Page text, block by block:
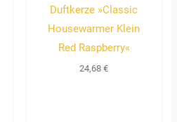
Duftkerze »Classic
Housewarmer Klein
Red Raspberry«
24,68€